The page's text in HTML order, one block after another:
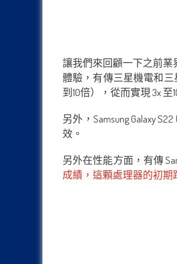
讓我們來回顧一下之前業
體驗，有傳三星機電和三
到10倍），從而實現 3x 至
另外，Samsung Galaxy
效。
另外在性能方面，有傳
成績，這顆處理器的初期